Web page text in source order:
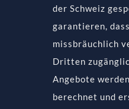
der Schweiz
garantieren,
missbräuchlich
Dritten
Angebote
berechnet und